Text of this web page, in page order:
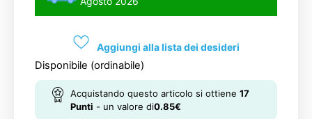
Aggiungi alla lista dei desideri
Disponibile (ordinabile)
Acquistando questo articolo si ottiene 17
Punti - un valore di0.85€